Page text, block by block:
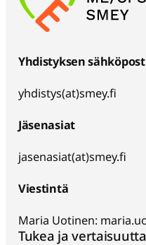
itsestäsi sen
Yhdistyksen
yhdistys(at)smey.fi
Jäsenasiat
jasenasiat(at)smey.fi
Viestintä
Maria Uotinen:
Tukea ja